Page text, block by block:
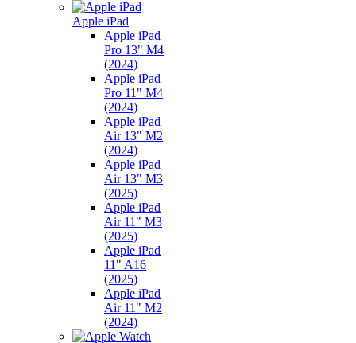
Apple iPad
Apple iPad
Pro 13" M4
(2024)
Apple iPad
Pro 11" M4
(2024)
Apple iPad
Air 13" M2
(2024)
Apple iPad
Air 13" M3
(2025)
Apple iPad
Air 11" M3
(2025)
Apple iPad
11" A16
(2025)
Apple iPad
Air 11" M2
(2024)